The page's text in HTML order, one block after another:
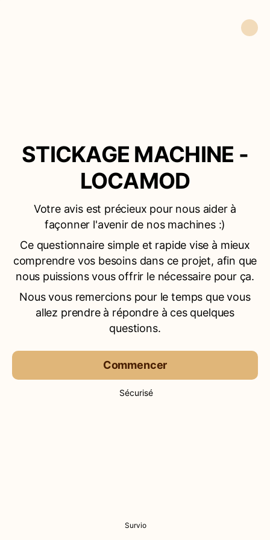
STICKAGE MACHINE -
LOCAMOD
Votre avis est précieux pour nous aider à
façonner l'avenir de nos machines :)
Ce questionnaire simple et rapide vise à mieux
comprendre vos besoins dans ce projet, afin que
nous puissions vous offrir le nécessaire pour ça.
Nous vous remercions pour le temps que vous
allez prendre à répondre à ces quelques
questions.
Commencer
Sécurisé
Survio